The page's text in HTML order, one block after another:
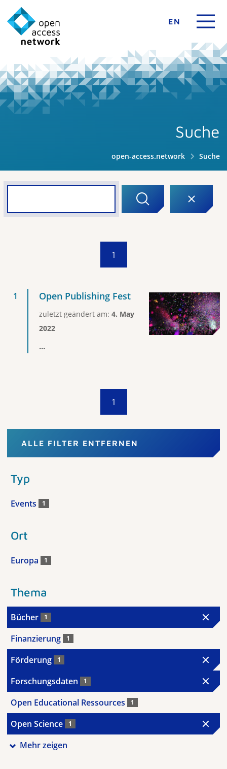
EN
Suche
open-access.network Suche
1
Open Publishing Fest
zuletzt geändert am: 4. May
2022
...
1
ALLE FILTER ENTFERNEN
Typ
Events 1
Ort
Europa 1
Thema
Bücher 1
Finanzierung 1
Förderung 1
Forschungsdaten 1
Open Educational Ressources 1
Open Science 1
Mehr zeigen